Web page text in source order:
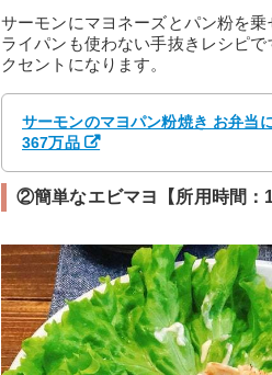
サーモンにマヨネーズとパン粉を
ライパンも使わない手抜きレシピ
クセントになります。
サーモンのマヨパン粉焼き お弁当
367万品
②簡単なエビマヨ【所用時間：